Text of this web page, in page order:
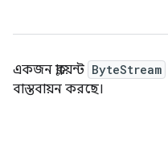
একজন ক্লায়েন্ট ByteStream
বাস্তবায়ন করছে।